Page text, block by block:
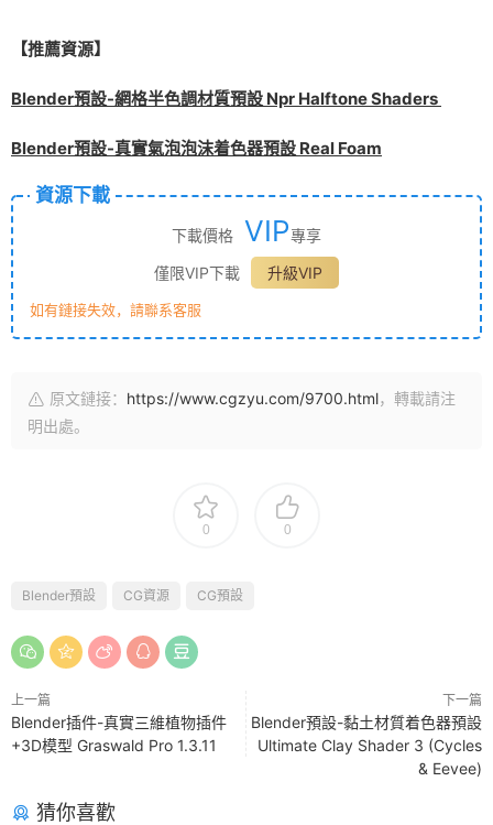
【推薦資源】
Blender預設-網格半色調材質預設 Npr Halftone Shaders
Blender預設-真實氣泡泡沫着色器預設 Real Foam
資源下載
下載價格 VIP專享
僅限VIP下載
升級VIP
如有鏈接失效，請聯系客服
原文鏈接： https://www.cgzyu.com/9700.html，轉載請注
明出處。
0 0
Blender預設 CG資源 CG預設
上一篇
Blender插件-真實三維植物插件
+3D模型 Graswald Pro 1.3.11
下一篇
Blender預設-黏土材質着色器預設
Ultimate Clay Shader 3 (Cycles
& Eevee)
猜你喜歡